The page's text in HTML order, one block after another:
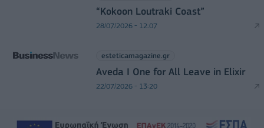
“Kokoon Loutraki Coast”
28/07/2026 - 12:07
esteticamagazine.gr
Aveda I One for All Leave in Elixir
22/07/2026 - 13:20